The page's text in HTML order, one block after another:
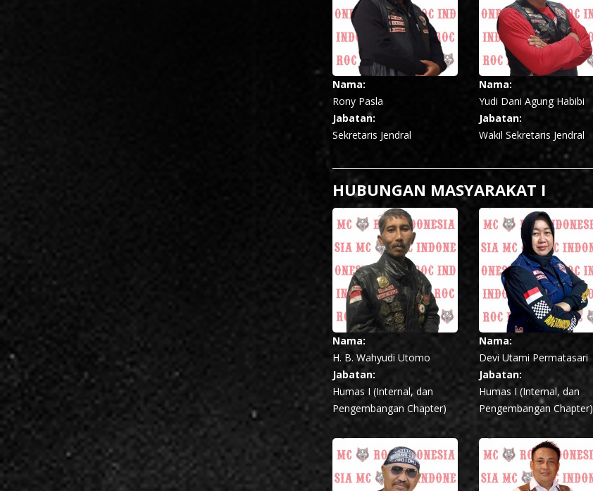
Nama:
Rony Pasla
Jabatan:
Sekretaris Jendral
Nama:
Yudi Dani Agung Habibi
Jabatan:
Wakil Sekretaris Jendral
HUBUNGAN MASYARAKAT I
Nama:
H. B. Wahyudi Utomo
Jabatan:
Humas I (Internal, dan
Pengembangan Chapter)
Nama:
Devi Utami Permatasari
Jabatan:
Humas I (Internal, dan
Pengembangan Chapter)